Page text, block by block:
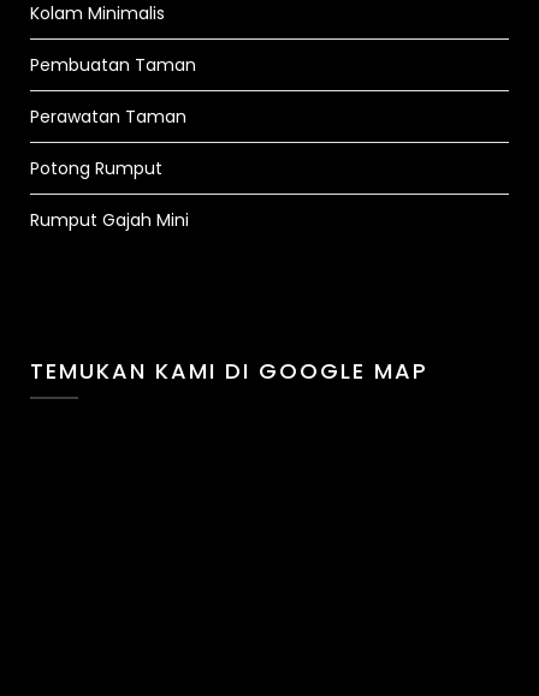
Kolam Minimalis
Pembuatan Taman
Perawatan Taman
Potong Rumput
Rumput Gajah Mini
TEMUKAN KAMI DI GOOGLE MAP